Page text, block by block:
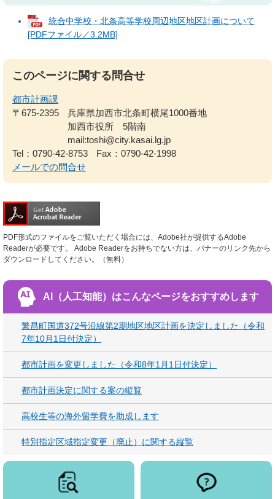
統合中学校・北条高等学校周辺地区地区計画について
[PDFファイル／3.2MB]
このページに関する問合せ
都市計画課
〒675-2395
兵庫県加西市北条町横尾1000番地
加西市役所 5階南
mail:toshi@city.kasai.lg.jp
Tel：0790-42-8753
Fax：0790-42-1998
メールでの問合せ
PDF形式のファイルをご覧いただく場合には、Adobe社が提供するAdobe
Readerが必要です。
Adobe Readerをお持ちでない方は、バナーのリンク先から
ダウンロードしてください。（無料）
AI（人工知能）はこんなページをおすすめします
繁昌町国道372号沿線第2期地区地区計画を決定しました（令和
7年10月1日付決定）
都市計画を変更しました（令和8年1月1日付決定）
都市計画決定に関する案の縦覧
高校生等の海外留学費を助成します
特別指定区域指定変更（廃止）に関する縦覧